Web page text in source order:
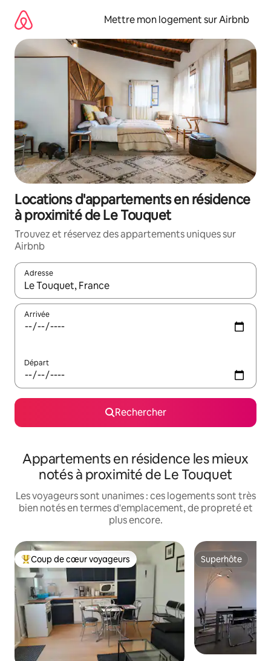
directement
contenu
Mettre mon logement sur Airbnb
Locations d'appartements en résidence
à proximité de Le Touquet
Trouvez et réservez des appartements uniques sur
Airbnb
Adresse
Lorsque les résultats s'affichent, utilisez les flèches vers le
Arrivée
Départ
Rechercher
Appartements en résidence les mieux
notés à proximité de Le Touquet
Les voyageurs sont unanimes : ces logements sont très
bien notés en termes d'emplacement, de propreté et
plus encore.
Coups de cœur voyageurs les plus appréciés
Coup de cœur voyageurs Superhôte
Superhôte